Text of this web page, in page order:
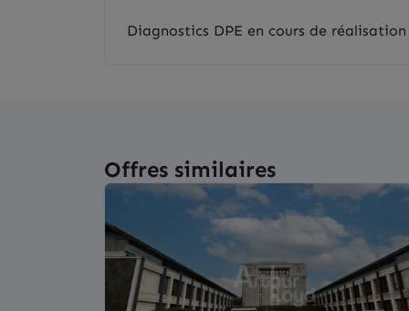
Diagnostics DPE en cours de réalisation
Offres similaires